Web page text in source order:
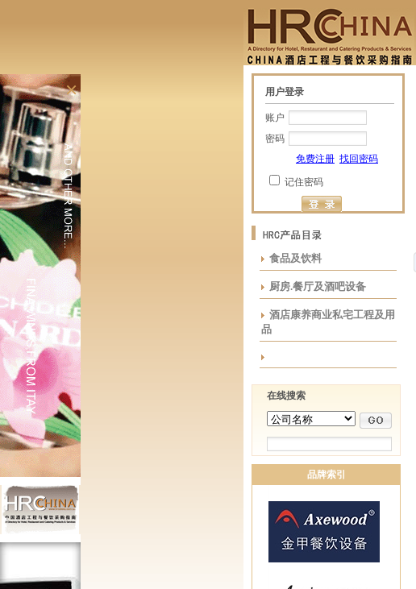
× 用户登录
账户
密码
免费注册 找回密码
记住密码
食品及饮料
厨房.餐厅及酒吧设备
酒店康养商业私宅工程及用
品
在线搜索
品牌索引